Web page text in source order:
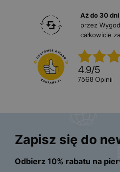
Aż do 30
przez
całkowicie
4.9/5
7568 opinii
Zapisz się do
Odbierz 10% rabatu na